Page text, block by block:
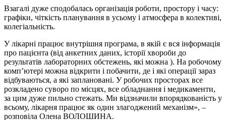
Взагалі дуже сподобалась організація роботи, простору і часу:
графіки, чіткість планування в усьому і атмосфера в колективі,
колегіальність.
У лікарні працює внутрішня програма, в якій є вся інформація
про пацієнта (від анкетних даних, історії хвороби до
результатів лабораторних обстежень, які можна ). На робочому
комп’ютері можна відкрити і побачити, де і які операції зараз
відбуваються, а які заплановані. У робочих просторах все
розкладено суворо по місцях, все обладнання і медикаменти,
за цим дуже пильно стежать. Ми відзначили впорядкованість у
всьому, лікарня працює як один злагоджений механізм», –
розповіла Олена ВОЛОШИНА.